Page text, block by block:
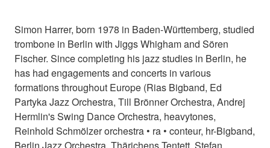
Simon Harrer, born 1978 in Baden-Württemberg, studied
trombone in Berlin with Jiggs Whigham and Sören
Fischer. Since completing his jazz studies in Berlin, he
has had engagements and concerts in various
formations throughout Europe (Rias Bigband, Ed
Partyka Jazz Orchestra, Till Brönner Orchestra, Andrej
Hermlin's Swing Dance Orchestra, heavytones,
Reinhold Schmölzer orchestra • ra • conteur, hr-Bigband,
Berlin Jazz Orchestra, Thärichens Tentett, Stefan